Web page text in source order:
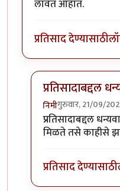
लावत आहात.
प्रतिसाद देण्यासाठी
प्रतिसादाबद्दल
निमीगुरुवार, 21/09/
In reply toबराच
प्रतिसादाबद्दल
मिळते तसे काहीसे
प्रतिसाद देण्यासाठी